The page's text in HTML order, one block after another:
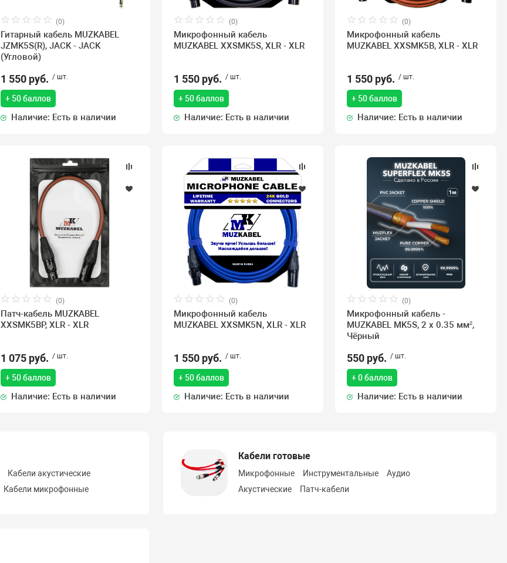
(0)
Гитарный кабель MUZKABEL
JZMK5S(R), JACK - JACK
(Угловой)
1 550 руб. / шт.
+ 50 баллов
Наличие: Есть в наличии
(0)
Патч-кабель MUZKABEL
XXSMK5BP, XLR - XLR
1 075 руб. / шт.
+ 50 баллов
Наличие: Есть в наличии
(0)
Микрофонный кабель
MUZKABEL XXSMK5S, XLR - XLR
1 550 руб. / шт.
+ 50 баллов
Наличие: Есть в наличии
(0)
Микрофонный кабель
MUZKABEL XXSMK5N, XLR - XLR
1 550 руб. / шт.
+ 50 баллов
Наличие: Есть в наличии
(0)
Микрофонный кабель
MUZKABEL XXSMK5B, XLR - XLR
1 550 руб. / шт.
+ 50 баллов
Наличие: Есть в наличии
(0)
Микрофонный кабель -
MUZKABEL MK5S, 2 х 0.35 мм²,
Чёрный
550 руб. / шт.
+ 0 баллов
Наличие: Есть в наличии
Кабели акустические
Кабели микрофонные
Кабели готовые
Микрофонные Инструментальные
Аудио
Акустические
Патч-кабели